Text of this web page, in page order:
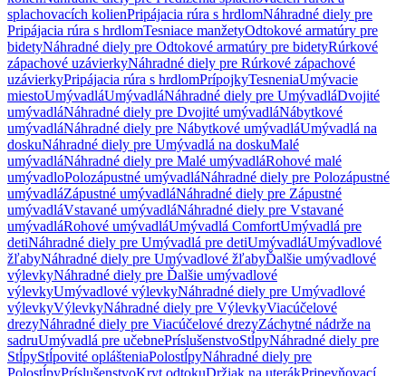
splachovacích kolienPripájacia rúra s hrdlomNáhradné diely pre
Pripájacia rúra s hrdlomTesniace manžetyOdtokové armatúry pre
bidetyNáhradné diely pre Odtokové armatúry pre bidetyRúrkové
zápachové uzávierkyNáhradné diely pre Rúrkové zápachové
uzávierkyPripájacia rúra s hrdlomPrípojkyTesneniaUmývacie
miestoUmývadláUmývadláNáhradné diely pre UmývadláDvojité
umývadláNáhradné diely pre Dvojité umývadláNábytkové
umývadláNáhradné diely pre Nábytkové umývadláUmývadlá na
doskuNáhradné diely pre Umývadlá na doskuMalé
umývadláNáhradné diely pre Malé umývadláRohové malé
umývadloPolozápustné umývadláNáhradné diely pre Polozápustné
umývadláZápustné umývadláNáhradné diely pre Zápustné
umývadláVstavané umývadláNáhradné diely pre Vstavané
umývadláRohové umývadláUmývadlá ComfortUmývadlá pre
detiNáhradné diely pre Umývadlá pre detiUmývadláUmývadlové
žľabyNáhradné diely pre Umývadlové žľabyĎalšie umývadlové
výlevkyNáhradné diely pre Ďalšie umývadlové
výlevkyUmývadlové výlevkyNáhradné diely pre Umývadlové
výlevkyVýlevkyNáhradné diely pre VýlevkyViacúčelové
drezyNáhradné diely pre Viacúčelové drezyZáchytné nádrže na
sadruUmývadlá pre učebnePríslušenstvoStĺpyNáhradné diely pre
StĺpyStĺpovité oplášteniaPolostĺpyNáhradné diely pre
PolostĺpyPríslušenstvoKryt odtokuDržiak na uterákPripevňovací